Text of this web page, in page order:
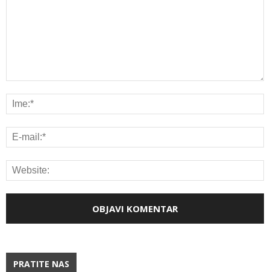
PRATITE NAS